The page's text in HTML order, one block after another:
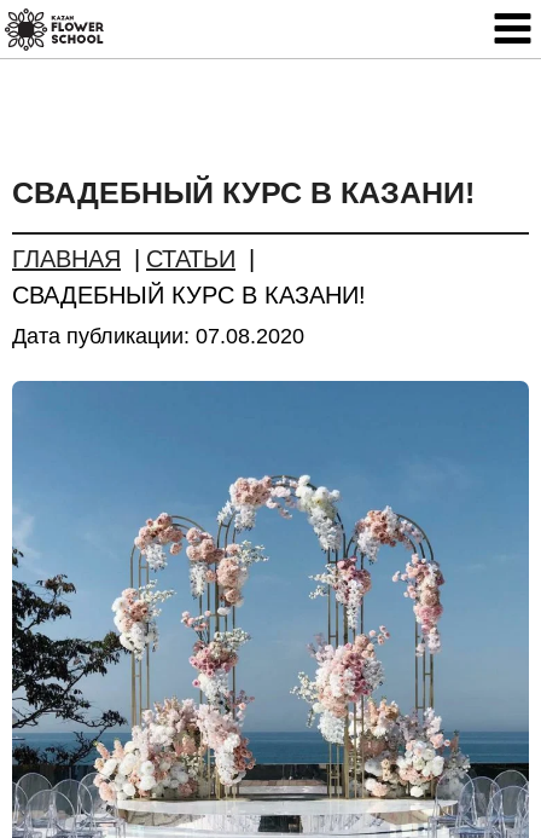
СВАДЕБНЫЙ КУРС В КАЗАНИ!
ГЛАВНАЯ
СТАТЬИ
СВАДЕБНЫЙ КУРС В КАЗАНИ!
Дата публикации: 07.08.2020